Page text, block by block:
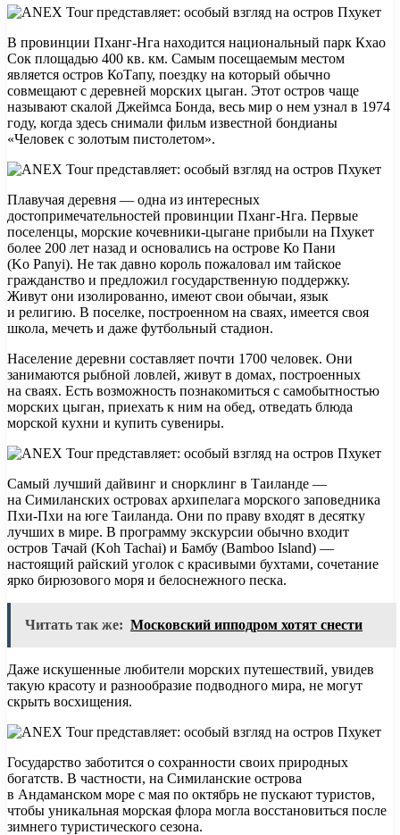
В провинции Пханг-Нга находится национальный парк Кхао
Сок площадью 400 кв. км. Самым посещаемым местом
является остров КоТапу, поездку на который обычно
совмещают с деревней морских цыган. Этот остров чаще
называют скалой Джеймса Бонда, весь мир о нем узнал в 1974
году, когда здесь снимали фильм известной бондианы
«Человек с золотым пистолетом».
Плавучая деревня — одна из интересных
достопримечательностей провинции Пханг-Нга. Первые
поселенцы, морские кочевники-цыгане прибыли на Пхукет
более 200 лет назад и основались на острове Ко Пани
(Ko Panyi). Не так давно король пожаловал им тайское
гражданство и предложил государственную поддержку.
Живут они изолированно, имеют свои обычаи, язык
и религию. В поселке, построенном на сваях, имеется своя
школа, мечеть и даже футбольный стадион.
Население деревни составляет почти 1700 человек. Они
занимаются рыбной ловлей, живут в домах, построенных
на сваях. Есть возможность познакомиться с самобытностью
морских цыган, приехать к ним на обед, отведать блюда
морской кухни и купить сувениры.
Самый лучший дайвинг и снорклинг в Таиланде —
на Симиланских островах архипелага морского заповедника
Пхи-Пхи на юге Таиланда. Они по праву входят в десятку
лучших в мире. В программу экскурсии обычно входит
остров Тачай (Koh Tachai) и Бамбу (Bamboo Island) —
настоящий райский уголок с красивыми бухтами, сочетание
ярко бирюзового моря и белоснежного песка.
Читать так же: Московский ипподром хотят снести
Даже искушенные любители морских путешествий, увидев
такую красоту и разнообразие подводного мира, не могут
скрыть восхищения.
Государство заботится о сохранности своих природных
богатств. В частности, на Симиланские острова
в Андаманском море с мая по октябрь не пускают туристов,
чтобы уникальная морская флора могла восстановиться после
зимнего туристического сезона.